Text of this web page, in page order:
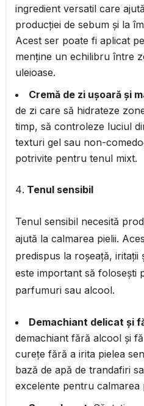
ingredient versatil care
producției de sebum și la
Acest ser poate fi aplicat
menține un echilibru între
uleioase.
Cremă de zi ușoară și
de zi care să hidrateze
timp, să controleze luciul
texturi gel sau non-
potrivite pentru tenul mixt.
Tenul sensibil
Tenul sensibil necesită
ajută la calmarea pielii.
predispus la roșeață, iritații
este important să folosești
parfumuri sau alcool.
Demachiant delicat și
demachiant fără alcool și
curețe fără a irita pielea
bază de apă de trandafiri
excelente pentru calmarea